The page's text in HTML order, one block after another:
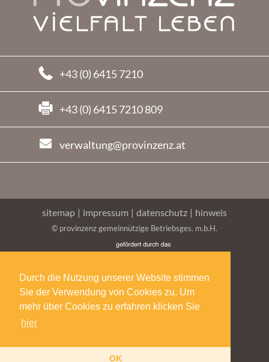
Durch die Nutzung unserer Website stimmen
Sie der Verwendung von Cookies zu. Um
mehr über Cookies zu erfahren klicken Sie
hier
OK
+43 (0) 6415 7210
+43 (0) 6415 7210 809
verwaltung@provinzenz.at
sitemap | impressum | datenschutz | hinweis
© provinzenz gemeinnützige Betriebsges. m.b.H.